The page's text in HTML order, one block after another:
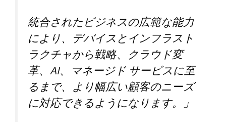
統合されたビジネスの広範な能力
により、デバイスとインフラスト
ラクチャから戦略、クラウド変
革、AI、マネージド サービスに至
るまで、より幅広い顧客のニーズ
に対応できるようになります。」